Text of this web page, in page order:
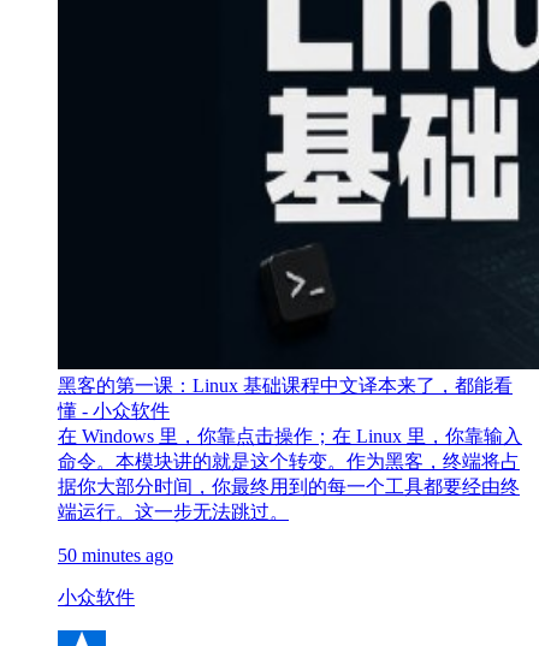
黑客的第一课：Linux 基础课程中文译本来了，都能看
懂 - 小众软件
在 Windows 里，你靠点击操作；在 Linux 里，你靠输入
命令。本模块讲的就是这个转变。作为黑客，终端将占
据你大部分时间，你最终用到的每一个工具都要经由终
端运行。这一步无法跳过。
50 minutes ago
小众软件